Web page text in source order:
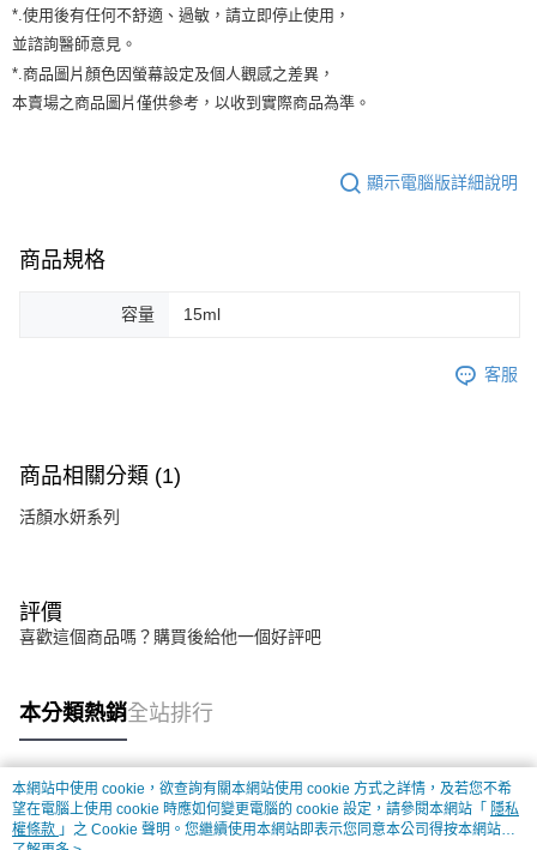
*.使用後有任何不舒適、過敏，請立即停止使用，
並諮詢醫師意見。
*.商品圖片顏色因螢幕設定及個人觀感之差異，
本賣場之商品圖片僅供參考，以收到實際商品為準。
顯示電腦版詳細說明
商品規格
容量 15ml
客服
商品相關分類 (1)
活顏水妍系列
評價
喜歡這個商品嗎？購買後給他一個好評吧
本分類熱銷全站排行
熱門標籤
本網站中使用 cookie，欲查詢有關本網站使用 cookie 方式之詳情，及若您不希
望在電腦上使用 cookie 時應如何變更電腦的 cookie 設定，請參閱本網站「 隱私
權條款 」之 Cookie 聲明。您繼續使用本網站即表示您同意本公司得按本網站使